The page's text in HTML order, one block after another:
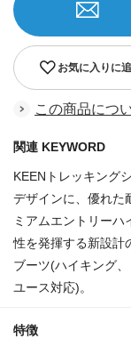
お気に入りに
この商品につ
関連 KEYWORD
KEENトレッキング
デザインに、優れた
ミアムエントリーハ
性を発揮する新設計
ブーツ(ハイキング
ユース対応)。
特徴